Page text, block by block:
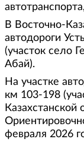
В Восточно-
автодороги
(участок село
Абай).
На участке
км 103-198
февраля 2026